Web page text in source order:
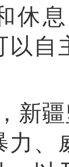
休
以自
新
力、